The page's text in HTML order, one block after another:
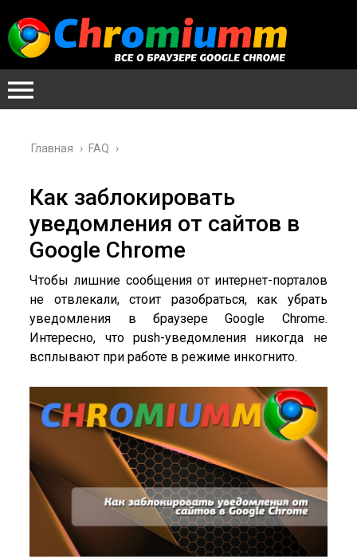
Главная › FAQ ›
Как заблокировать
уведомления от сайтов в
Google Chrome
Чтобы лишние сообщения от интернет-порталов
не отвлекали, стоит разобраться, как убрать
уведомления в браузере Google Chrome.
Интересно, что push-уведомления никогда не
всплывают при работе в режиме инкогнито.